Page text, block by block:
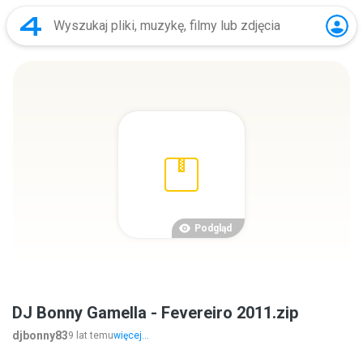
Podgląd
DJ Bonny Gamella - Fevereiro 2011.zip
djbonny839 lat temuwięcej...